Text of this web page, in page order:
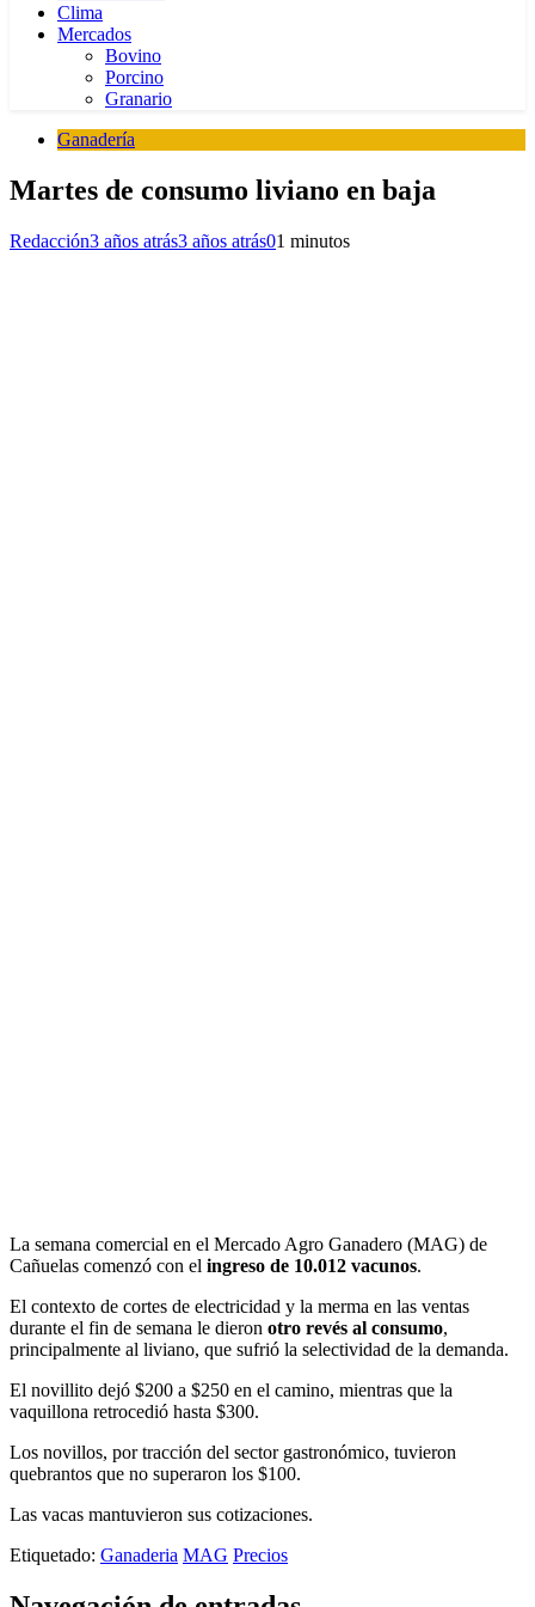
Clima
Mercados
Bovino
Porcino
Granario
Ganadería
Martes de consumo liviano en baja
Redacción3 años atrás3 años atrás01 minutos
La semana comercial en el Mercado Agro Ganadero (MAG) de
Cañuelas comenzó con el ingreso de 10.012 vacunos.
El contexto de cortes de electricidad y la merma en las ventas
durante el fin de semana le dieron otro revés al consumo,
principalmente al liviano, que sufrió la selectividad de la demanda.
El novillito dejó $200 a $250 en el camino, mientras que la
vaquillona retrocedió hasta $300.
Los novillos, por tracción del sector gastronómico, tuvieron
quebrantos que no superaron los $100.
Las vacas mantuvieron sus cotizaciones.
Etiquetado: Ganaderia MAG Precios